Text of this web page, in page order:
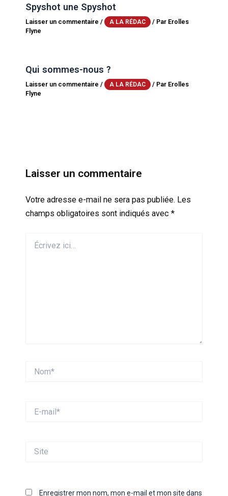
Spyshot une Spyshot
Laisser un commentaire / A LA RÉDAC / Par Erolles
Flyne
Qui sommes-nous ?
Laisser un commentaire / A LA RÉDAC / Par Erolles
Flyne
Laisser un commentaire
Votre adresse e-mail ne sera pas publiée. Les
champs obligatoires sont indiqués avec *
ici…
mail*
Enregistrer mon nom, mon e-mail et mon site dans